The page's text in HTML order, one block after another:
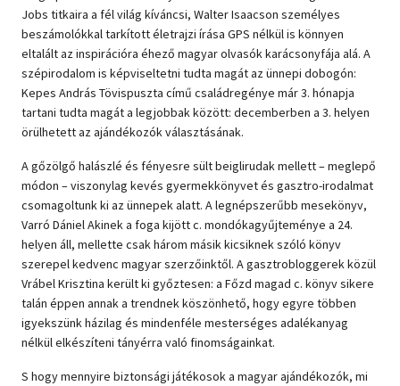
Jobs titkaira a fél világ kíváncsi, Walter Isaacson személyes
beszámolókkal tarkított életrajzi írása GPS nélkül is könnyen
eltalált az inspirációra éhező magyar olvasók karácsonyfája alá. A
szépirodalom is képviseltetni tudta magát az ünnepi dobogón:
Kepes András Tövispuszta című családregénye már 3. hónapja
tartani tudta magát a legjobbak között: decemberben a 3. helyen
örülhetett az ajándékozók választásának.
A gőzölgő halászlé és fényesre sült beiglirudak mellett – meglepő
módon – viszonylag kevés gyermekkönyvet és gasztro-irodalmat
csomagoltunk ki az ünnepek alatt. A legnépszerűbb mesekönyv,
Varró Dániel Akinek a foga kijött c. mondókagyűjteménye a 24.
helyen áll, mellette csak három másik kicsiknek szóló könyv
szerepel kedvenc magyar szerzőinktől. A gasztrobloggerek közül
Vrábel Krisztina került ki győztesen: a Főzd magad c. könyv sikere
talán éppen annak a trendnek köszönhető, hogy egyre többen
igyekszünk házilag és mindenféle mesterséges adalékanyag
nélkül elkészíteni tányérra való finomságainkat.
S hogy mennyire biztonsági játékosok a magyar ajándékozók, mi